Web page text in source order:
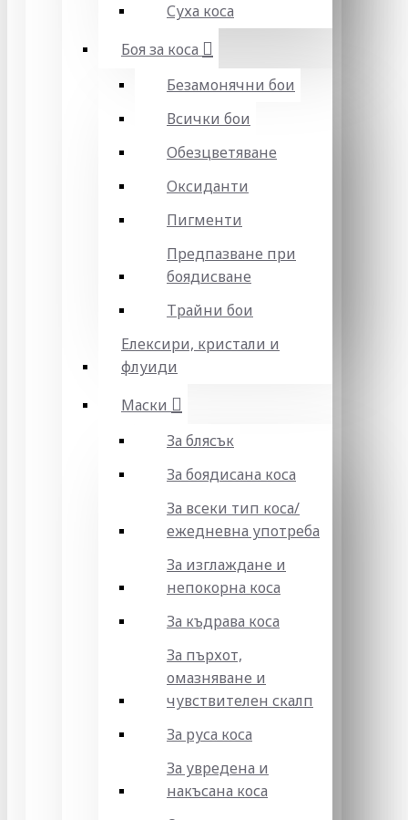
Суха коса
Боя за коса
Безамонячни бои
Всички бои
Обезцветяване
Оксиданти
Пигменти
Предпазване при
боядисване
Трайни бои
Елексири, кристали и
флуиди
Маски
За блясък
За боядисана коса
За всеки тип коса/
ежедневна употреба
За изглаждане и
непокорна коса
За къдрава коса
За пърхот,
омазняване и
чувствителен скалп
За руса коса
За увредена и
накъсана коса